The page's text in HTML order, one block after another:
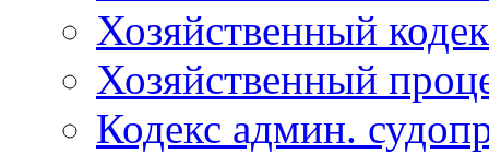
Хозяйственный
Хозяйственный
Кодекс админ.